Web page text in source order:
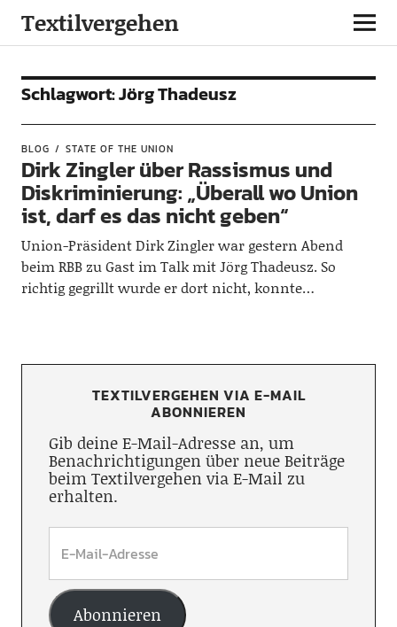
Textilvergehen
Schlagwort:Jörg Thadeusz
BLOG STATE OF THE UNION
Dirk Zingler über Rassismus und
Diskriminierung: „Überall wo Union
ist, darf es das nicht geben“
Union-Präsident Dirk Zingler war gestern Abend
beim RBB zu Gast im Talk mit Jörg Thadeusz. So
richtig gegrillt wurde er dort nicht, konnte…
TEXTILVERGEHEN VIA E-MAIL
ABONNIEREN
Gib deine E-Mail-Adresse an, um
Benachrichtigungen über neue Beiträge
beim Textilvergehen via E-Mail zu
erhalten.
Abonnieren